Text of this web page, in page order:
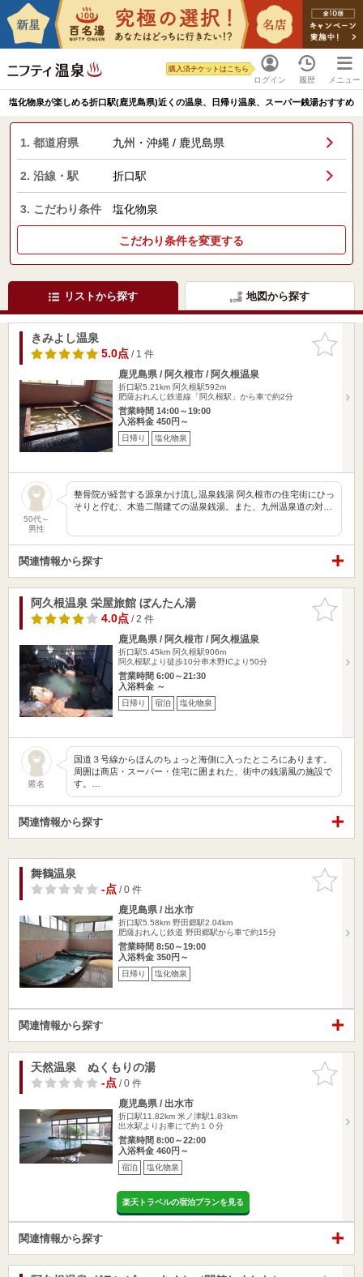
ログイン
購入済チケットはこちら
履歴 メニュー
塩化物泉が楽しめる折口駅(鹿児島県)近くの温泉、日帰り温泉、スーパー銭湯おすすめ
1. 都道府県 九州・沖縄 / 鹿児島県
2. 沿線・駅 折口駅
3. こだわり条件 塩化物泉
こだわり条件を変更する
リストから探す 地図から探す
お気に入
りに追加
きみよし温泉
5.0点/ 1 件
鹿児島県 / 阿久根市 / 阿久根温泉
折口駅5.21km 阿久根駅592m
肥薩おれんじ鉄道線「阿久根駅」から車で約2分
営業時間 14:00～19:00
入浴料金 450円～
日帰り 塩化物泉
50代～
男性
整骨院が経営する源泉かけ流し温泉銭湯 阿久根市の住宅街にひっ
そりと佇む、木造二階建ての温泉銭湯。また、九州温泉道の対…
関連情報から探す
お気に入
りに追加
阿久根温泉 栄屋旅館 ぼんたん湯
4.0点/ 2 件
鹿児島県 / 阿久根市 / 阿久根温泉
折口駅5.45km 阿久根駅906m
阿久根駅より徒歩10分串木野ICより50分
営業時間 6:00～21:30
入浴料金 ～
日帰り 宿泊 塩化物泉
匿名
国道３号線からほんのちょっと海側に入ったところにあります。
周囲は商店・スーパー・住宅に囲まれた、街中の銭湯風の施設で
す。…
関連情報から探す
お気に入
りに追加
舞鶴温泉
-点/ 0 件
鹿児島県 / 出水市
折口駅5.58km 野田郷駅2.04km
肥薩おれんじ鉄道 野田郷駅から車で約15分
営業時間 8:50～19:00
入浴料金 350円～
日帰り 塩化物泉
関連情報から探す
お気に入
りに追加
天然温泉 ぬくもりの湯
-点/ 0 件
鹿児島県 / 出水市
折口駅11.82km 米ノ津駅1.83km
出水駅よりお車にて約１０分
営業時間 8:00～22:00
入浴料金 460円～
宿泊 塩化物泉
楽天トラベルの宿泊プランを見る
関連情報から探す